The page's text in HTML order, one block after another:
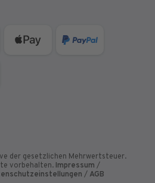
der gesetzlichen Mehrwertsteuer.
vorbehalten. Impressum /
/ AGB